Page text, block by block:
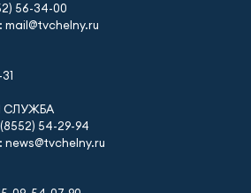
56-34-00
СЛУЖБА
54-29-94